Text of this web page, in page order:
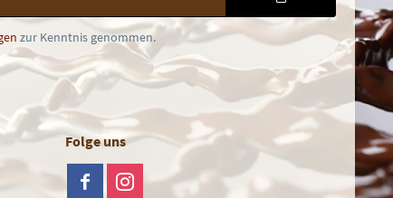
zur Kenntnis genommen.
Folge uns